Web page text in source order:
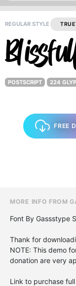
REGULAR STYLE
POSTSCRIPT 224
FREE
MORE INFO FROM
Font By Gassstype
Thank for
NOTE: This demo
donation are very
Link to purchase